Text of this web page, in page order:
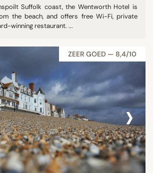
Suffolk coast, the Wentworth Hotel is
the beach, and offers free Wi-Fi, private
winning restaurant. ...
ZEER GOED — 8,4/10
›